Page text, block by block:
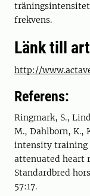
träningsintensitet
frekvens.
Länk till
http://
Referens:
Ringmark, S.,
M., Dahlborn, K.,
intensity training
attenuated heart
Standardbred
57:17.